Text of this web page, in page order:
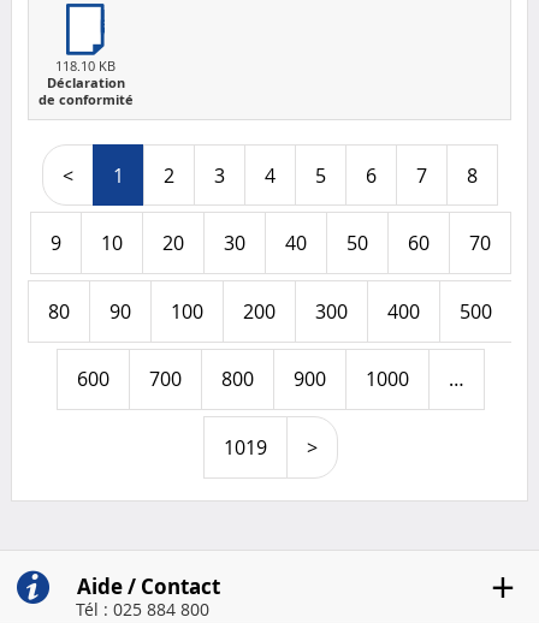
118.10 KB
Déclaration
de conformité
< 1 2 3 4 5 6 7 8
9 10 20 30 40 50 60 70
80 90 100 200 300 400 500
600 700 800 900 1000 …
1019 >
Aide / Contact
Tél : 025 884 800